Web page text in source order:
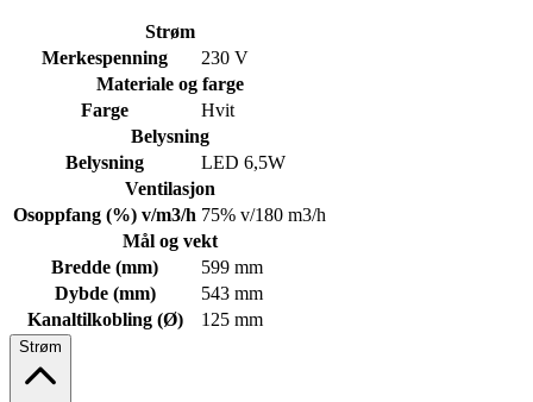
Strøm
Merkespenning
230 V
Materiale og farge
Farge
Hvit
Belysning
Belysning
LED 6,5W
Ventilasjon
Osoppfang (%) v/m3/h 75% v/180 m3/h
Mål og vekt
Bredde (mm)
599 mm
Dybde (mm)
543 mm
Kanaltilkobling (Ø)
125 mm
Strøm